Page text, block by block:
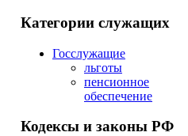
Категории служащих
Госслужащие
льготы
пенсионное
обеспечение
Кодексы и законы РФ